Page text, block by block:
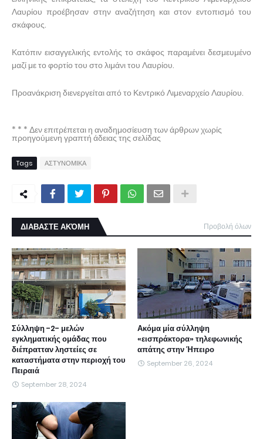
Λαυρίου προέβησαν στην αναζήτηση και στον εντοπισμό του
σκάφους.
Κατόπιν εισαγγελικής εντολής το σκάφος παραμένει δεσμευμένο
μαζί με το φορτίο του στο λιμάνι του Λαυρίου.
Προανάκριση διενεργείται από το Κεντρικό Λιμεναρχείο Λαυρίου.
* * * Δεν επιτρέπεται η αναδημοσίευση των άρθρων χωρίς
προηγούμενη γραπτή άδειας της σελίδας
Tags ΑΣΤΥΝΟΜΙΚΑ
ΔΙΑΒΑΣΤΕ ΑΚΌΜΗ Προβολή όλων
Σύλληψη -2- μελών
εγκληματικής ομάδας που
διέπρατταν ληστείες σε
καταστήματα στην περιοχή του
Πειραιά
September 28, 2024
Ακόμα μία σύλληψη
«εισπράκτορα» τηλεφωνικής
απάτης στην Ήπειρο
September 26, 2024